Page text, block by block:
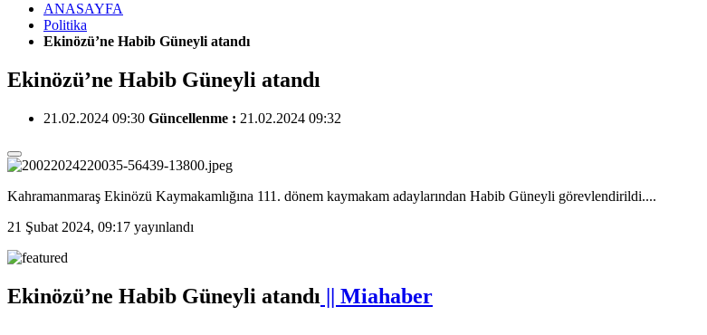
ANASAYFA
Politika
Ekinözü’ne Habib Güneyli atandı
Ekinözü’ne Habib Güneyli atandı
21.02.2024 09:30 Güncellenme : 21.02.2024 09:32
Kahramanmaraş Ekinözü Kaymakamlığına 111. dönem kaymakam adaylarından Habib Güneyli görevlendirildi....
21 Şubat 2024, 09:17 yayınlandı
Ekinözü’ne Habib Güneyli atandı || Miahaber